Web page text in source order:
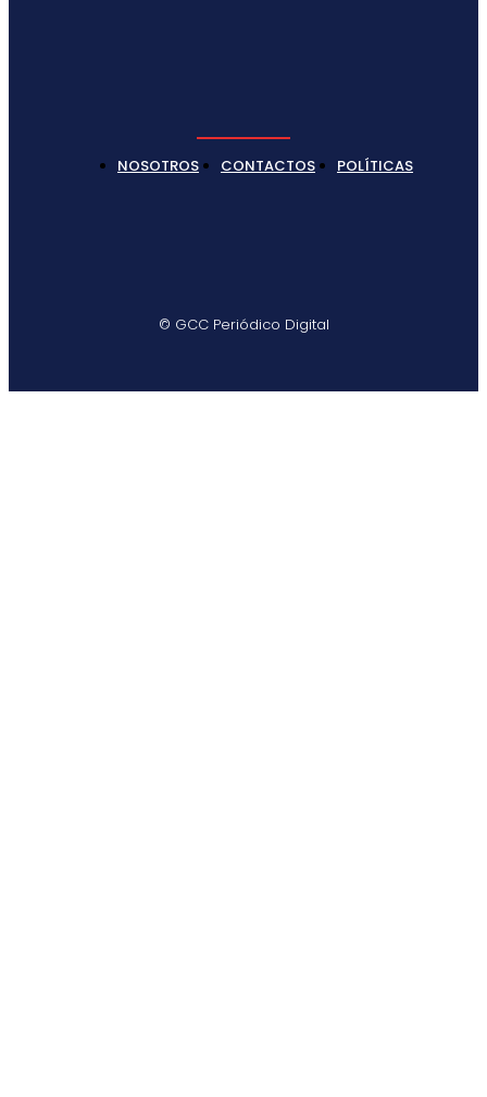
NOSOTROS CONTACTOS POLÍTICAS
© GCC Periódico Digital